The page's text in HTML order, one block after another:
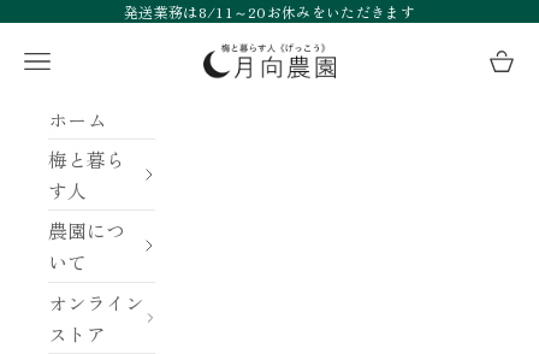
コンテンツへスキップ発送業務は8/11～20お休みをいただきます
月向農園
メニュー
カー
ホーム
梅と暮ら
す人
農園につ
いて
オンライン
ストア